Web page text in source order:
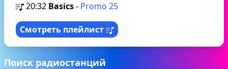
20:32 Basics- Promo 25
Смотреть плейлист
Поиск радиостанций